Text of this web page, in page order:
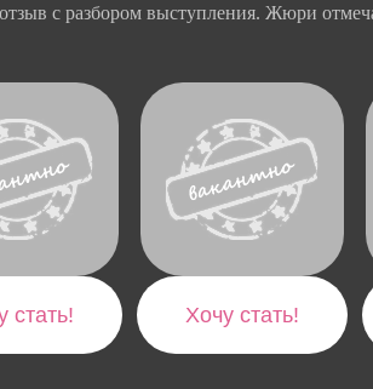
с разбором выступления. Жюри
стать! Хочу стать!